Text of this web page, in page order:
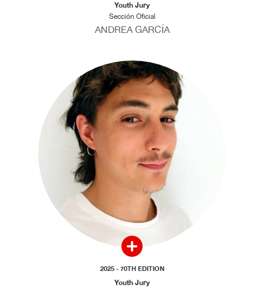
Youth Jury
Sección Oficial
ANDREA GARCÍA
2025 - 70TH EDITION
Youth Jury